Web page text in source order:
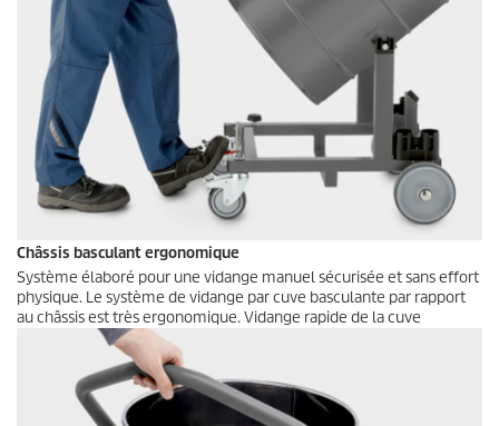
Châssis basculant ergonomique
Système élaboré pour une vidange manuel sécurisée et sans effort
physique. Le système de vidange par cuve basculante par rapport
au châssis est très ergonomique. Vidange rapide de la cuve